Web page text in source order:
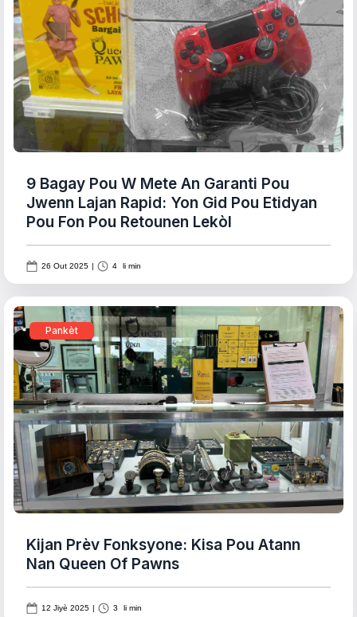
9 Bagay Pou W Mete An Garanti Pou
Jwenn Lajan Rapid: Yon Gid Pou Etidyan
Pou Fon Pou Retounen Lekòl
26 Out 2025 | 4 li min
Pankèt
Kijan Prèv Fonksyone: Kisa Pou Atann
Nan Queen Of Pawns
12 Jiyè 2025 | 3 li min